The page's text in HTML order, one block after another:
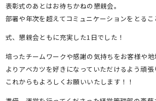
表彰式のあとはお待ちかねの懇親会。
部署や年次を超えてコミュニケーションをとるこ
式、懇親会ともに充実した1日でした！
培ったチームワークや感謝の気持ちをお客様や
よりアベカツを好きになっていただけるよう頑張
これからもよろしくお願いいたします！！